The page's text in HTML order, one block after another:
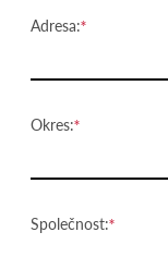
Adresa:
Okres:
Společnost: